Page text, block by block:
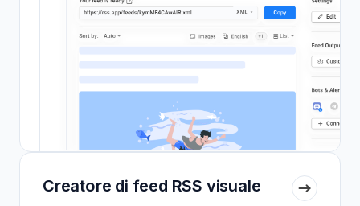
Creatore di feed RSS visuale